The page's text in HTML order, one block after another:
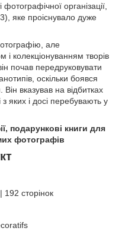
організації,
яке проіснувало дуже
але
колекціонуванням творів
почав передруковувати
оскільки боявся
вказував на відбитках
з яких і досі перебувають у
подарункові книги для
фотографів
сторінок